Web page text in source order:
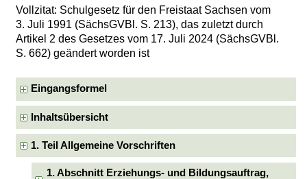
Vollzitat: Schulgesetz für den Freistaat Sachsen vom
3. Juli 1991 (SächsGVBl. S. 213), das zuletzt durch
Artikel 2 des Gesetzes vom 17. Juli 2024 (SächsGVBl.
S. 662) geändert worden ist
Eingangsformel
Inhaltsübersicht
1. Teil Allgemeine Vorschriften
1. Abschnitt Erziehungs- und Bildungsauftrag,